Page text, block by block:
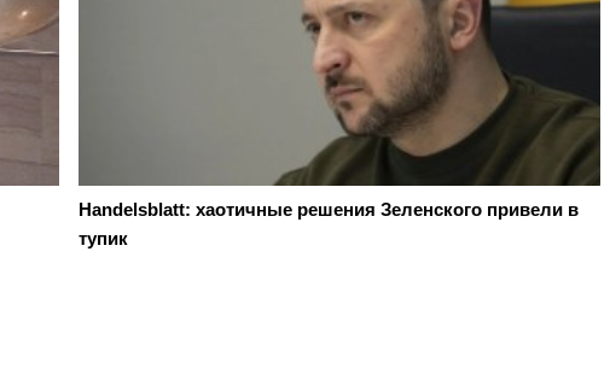
Handelsblatt: хаотичные решения Зеленского привели в
тупик